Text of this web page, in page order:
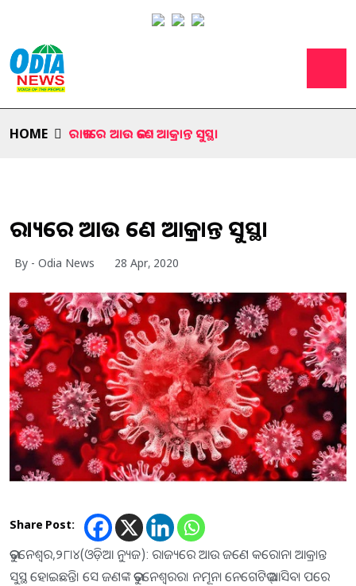
HOME ରାଜ୍ୟରେ ଆଉ ଜଣେ ଆକ୍ରାନ୍ତ ସୁସ୍ଥ।
ରାଜ୍ୟରେ ଆଉ ଜଣେ ଆକ୍ରାନ୍ତ ସୁସ୍ଥ।
By - Odia News 28 Apr, 2020
Share Post:
ଭୁବନେଶ୍ୱର,୨୮।୪(ଓଡ଼ିଆ ନ୍ୟୁଜ): ରାଜ୍ୟରେ ଆଉ ଜଣେ କରୋନା ଆକ୍ରାନ୍ତ
ସୁସ୍ଥ ହୋଇଛନ୍ତି। ସେ ଜଣଙ୍କ ଭୁବନେଶ୍ୱରର। ନମୂନା ନେଗେଟିଭ୍‌ ଆସିବା ପରେ